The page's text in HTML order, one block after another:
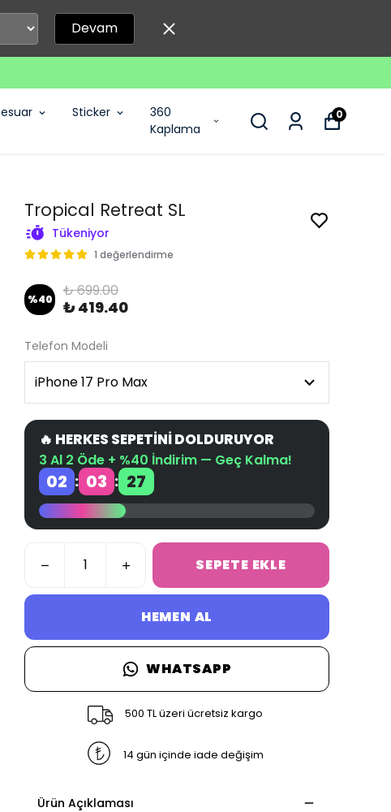
Devam
Sticker
360
Kaplama
0
Tropical Retreat SL
Tükeniyor
1 değerlendirme
%40 ₺ 699.00
₺ 419.40
Telefon Modeli
🔥 HERKES SEPETİNİ DOLDURUYOR
3 Al 2 Öde + %40 İndirim — Geç Kalma!
02 : 03 : 27
SEPETE EKLE
HEMEN AL
WHATSAPP
500 TL üzeri ücretsiz kargo
14 gün içinde iade değişim
Ürün Açıklaması